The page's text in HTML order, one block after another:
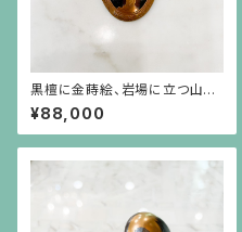
黒檀に金蒔絵、岩場に立つ山羊
とアーカンサス模様のフレーム
のブローチ（大）
¥88,000